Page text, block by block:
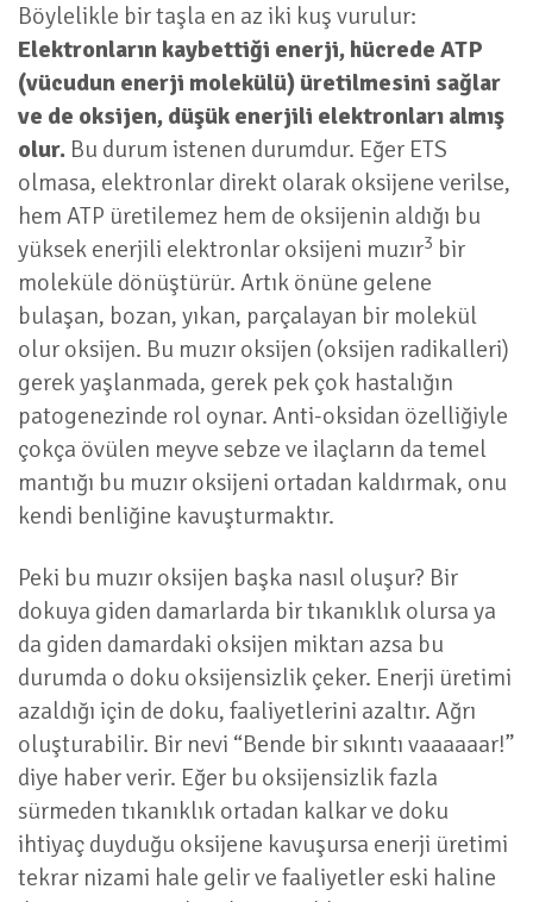
Böylelikle bir taşla en az iki kuş vurulur:
Elektronların kaybettiği enerji, hücrede ATP
(vücudun enerji molekülü) üretilmesini sağlar
ve de oksijen, düşük enerjili elektronları almış
olur. Bu durum istenen durumdur. Eğer ETS
olmasa, elektronlar direkt olarak oksijene verilse,
hem ATP üretilemez hem de oksijenin aldığı bu
yüksek enerjili elektronlar oksijeni muzır3 bir
moleküle dönüştürür. Artık önüne gelene
bulaşan, bozan, yıkan, parçalayan bir molekül
olur oksijen. Bu muzır oksijen (oksijen radikalleri)
gerek yaşlanmada, gerek pek çok hastalığın
patogenezinde rol oynar. Anti-oksidan özelliğiyle
çokça övülen meyve sebze ve ilaçların da temel
mantığı bu muzır oksijeni ortadan kaldırmak, onu
kendi benliğine kavuşturmaktır.
Peki bu muzır oksijen başka nasıl oluşur? Bir
dokuya giden damarlarda bir tıkanıklık olursa ya
da giden damardaki oksijen miktarı azsa bu
durumda o doku oksijensizlik çeker. Enerji üretimi
azaldığı için de doku, faaliyetlerini azaltır. Ağrı
oluşturabilir. Bir nevi “Bende bir sıkıntı vaaaaaar!”
diye haber verir. Eğer bu oksijensizlik fazla
sürmeden tıkanıklık ortadan kalkar ve doku
ihtiyaç duyduğu oksijene kavuşursa enerji üretimi
tekrar nizami hale gelir ve faaliyetler eski haline